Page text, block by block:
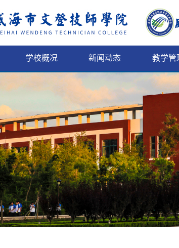
学校概况 新闻动态 教学管